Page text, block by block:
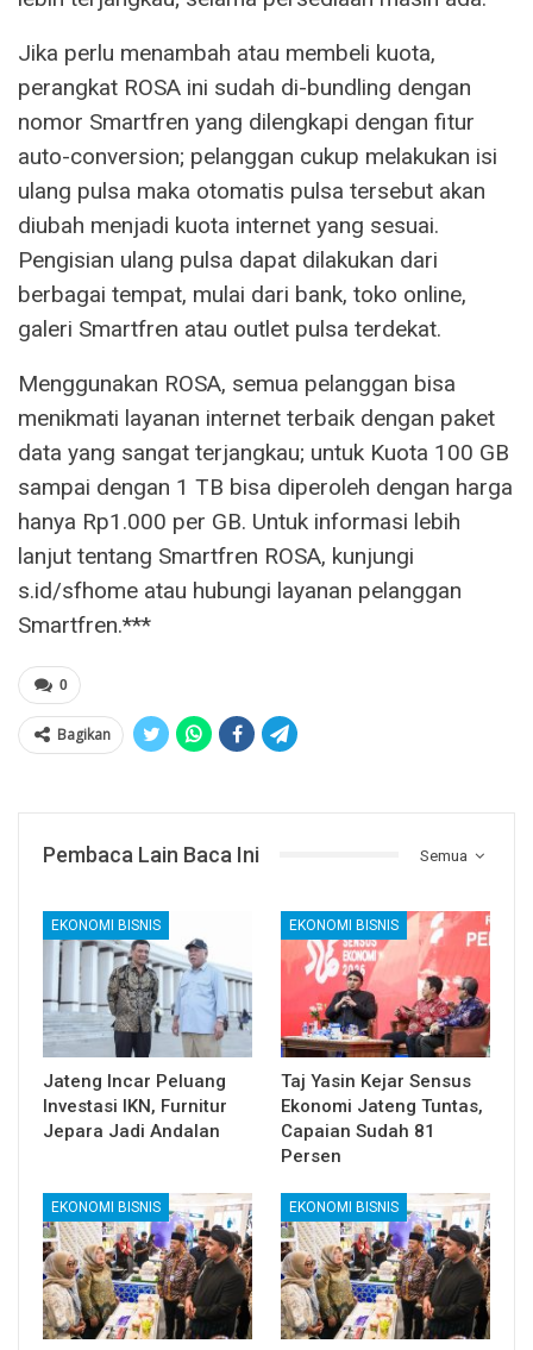
Jika perlu menambah atau membeli kuota,
perangkat ROSA ini sudah di-bundling dengan
nomor Smartfren yang dilengkapi dengan fitur
auto-conversion; pelanggan cukup melakukan isi
ulang pulsa maka otomatis pulsa tersebut akan
diubah menjadi kuota internet yang sesuai.
Pengisian ulang pulsa dapat dilakukan dari
berbagai tempat, mulai dari bank, toko online,
galeri Smartfren atau outlet pulsa terdekat.
Menggunakan ROSA, semua pelanggan bisa
menikmati layanan internet terbaik dengan paket
data yang sangat terjangkau; untuk Kuota 100 GB
sampai dengan 1 TB bisa diperoleh dengan harga
hanya Rp1.000 per GB. Untuk informasi lebih
lanjut tentang Smartfren ROSA, kunjungi
s.id/sfhome atau hubungi layanan pelanggan
Smartfren.***
0
Bagikan
Semua
Pembaca Lain Baca Ini
EKONOMI BISNIS
Jateng Incar Peluang
Investasi IKN, Furnitur
Jepara Jadi Andalan
EKONOMI BISNIS
Taj Yasin Kejar Sensus
Ekonomi Jateng Tuntas,
Capaian Sudah 81
Persen
EKONOMI BISNIS EKONOMI BISNIS